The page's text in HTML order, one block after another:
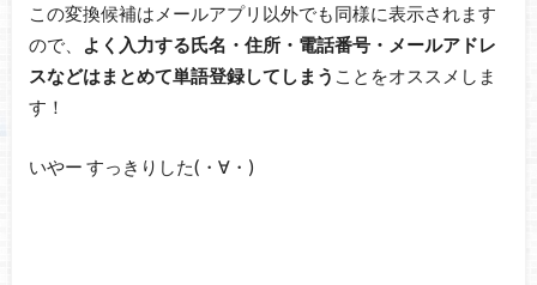
この変換候補はメールアプリ以外でも同様に表示されます
ので、
よく入力する氏名・住所・電話番号・メールアドレ
スなどはまとめて単語登録してしまう ことをオススメしま
す！
いやー すっきりした(・∀・)